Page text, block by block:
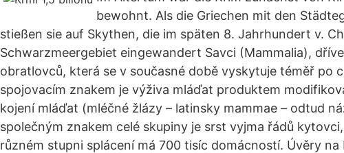
bewohnt. Als die Griechen mit den
stießen sie auf Skythen, die im späten 8. Jahrhundert v.
Schwarzmeergebiet eingewandert Savci (Mammalia),
obratlovců, která se v současné době vyskytuje téměř po
spojovacím znakem je výživa mláďat produktem
kojení mláďat (mléčné žlázy – latinsky mammae – odtud
společným znakem celé skupiny je srst vyjma řádů
různém stupni splácení má 700 tisíc domácností. Úvěry